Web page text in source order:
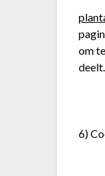
om
deelt.
6)